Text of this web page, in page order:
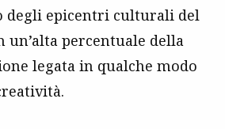
degli epicentri culturali del
un’alta percentuale della
legata in qualche modo